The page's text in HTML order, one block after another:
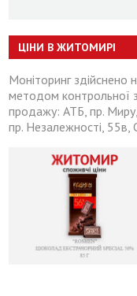
ЦІНИ В ЖИТОМИРІ
Моніторинг здійснено
методом контрольної
продажу: АТБ, пр.
пр. Незалежності, 55в,